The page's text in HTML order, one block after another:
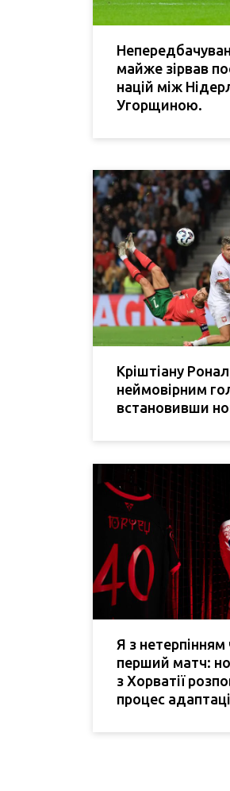
майже зірвав
націй між
Угорщиною.
Кріштіану
неймовірним
встановивши
Я з нетерпінням
перший матч:
з Хорватії
процес